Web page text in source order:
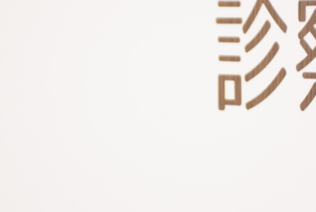
個別看護カウンセリング
栄養管理プログラム
保険・社会保障制度のご相談